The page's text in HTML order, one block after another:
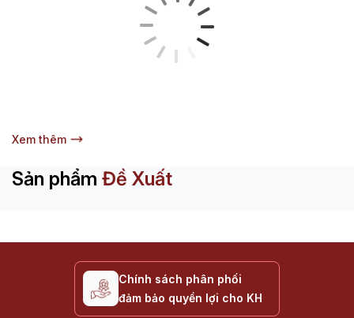
Xem thêm
Sản phẩm Đề Xuất
Chính sách phân phối
đảm bảo quyền lợi cho KH